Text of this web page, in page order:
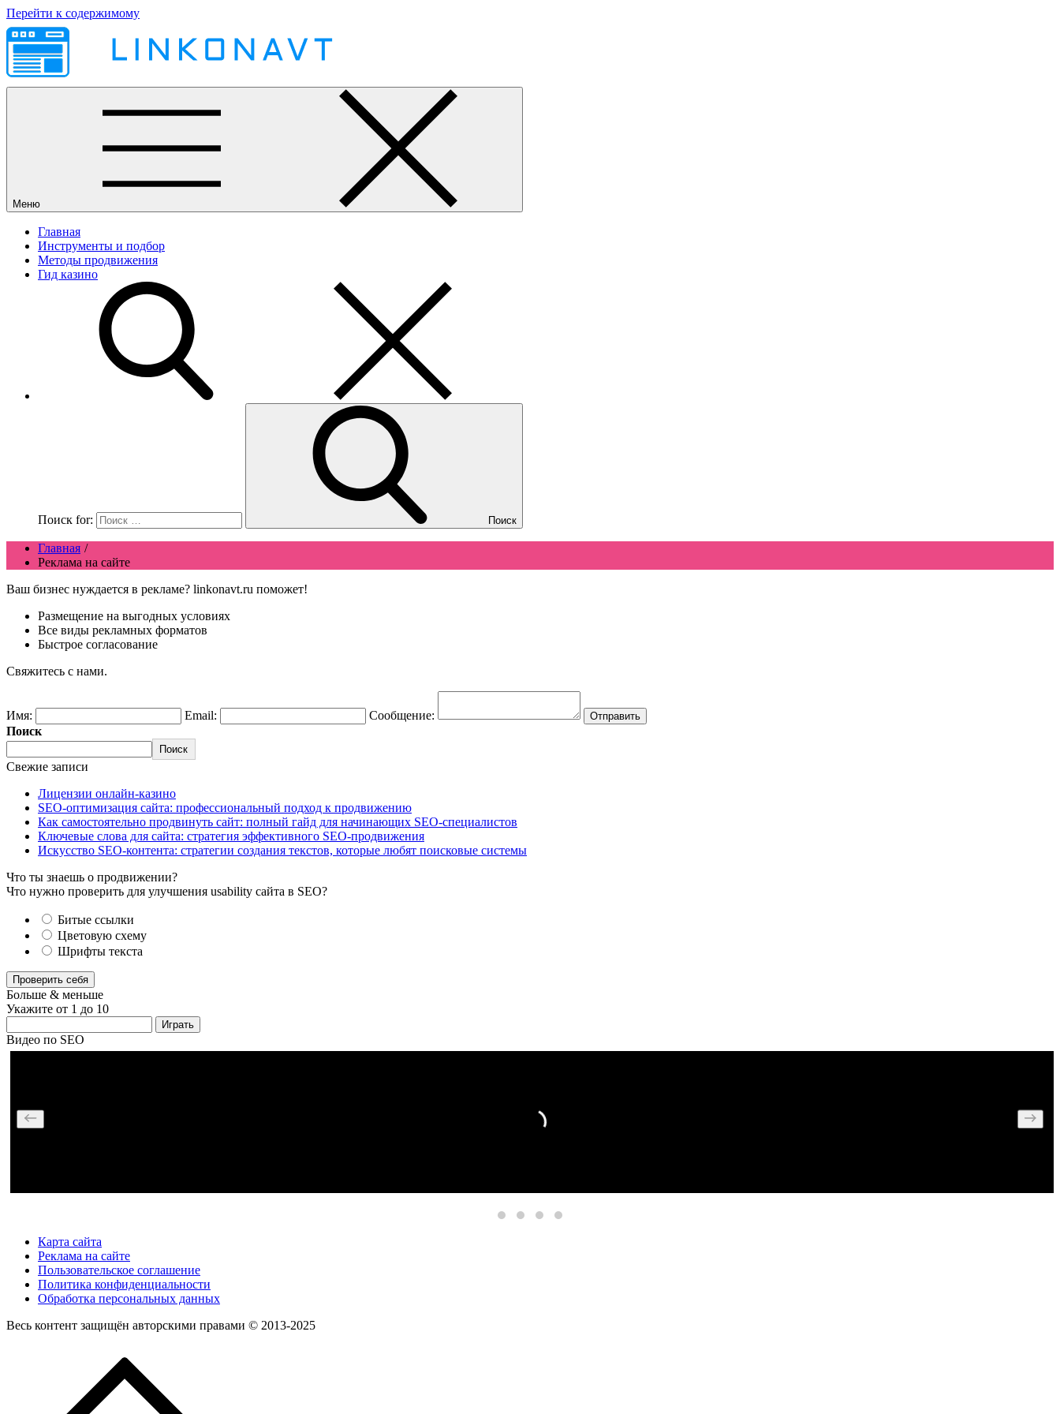
Перейти к содержимому
Меню
Главная
Инструменты и подбор
Методы продвижения
Гид казино
Поиск for: Поиск
Главная
Реклама на сайте
Ваш бизнес нуждается в рекламе? linkonavt.ru поможет!
Размещение на выгодных условиях
Все виды рекламных форматов
Быстрое согласование
Свяжитесь с нами.
Имя: Email: Сообщение: Отправить
Поиск
Поиск
Свежие записи
Лицензии онлайн-казино
SEO-оптимизация сайта: профессиональный подход к продвижению
Как самостоятельно продвинуть сайт: полный гайд для начинающих SEO-специалистов
Ключевые слова для сайта: стратегия эффективного SEO-продвижения
Искусство SEO-контента: стратегии создания текстов, которые любят поисковые системы
Что ты знаешь о продвижении?
Что нужно проверить для улучшения usability сайта в SEO?
Битые ссылки
Цветовую схему
Шрифты текста
Проверить себя
Больше & меньше
Укажите от 1 до 10
Играть
Видео по SEO
Карта сайта
Реклама на сайте
Пользовательское соглашение
Политика конфиденциальности
Обработка персональных данных
Весь контент защищён авторскими правами © 2013-2025